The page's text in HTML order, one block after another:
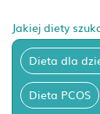
Jakiej diety
Dieta dla
Dieta PCOS